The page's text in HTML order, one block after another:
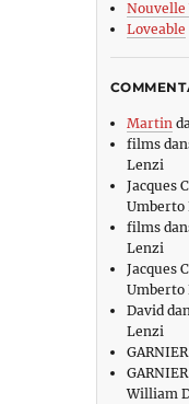
Nouvelle
Loveable
Martin
films
Lenzi
Jacques C
Umberto
films
Lenzi
Jacques C
Umberto
David
Lenzi
GARNIER
GARNIER
William